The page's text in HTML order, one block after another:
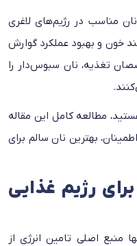
مناسب در رژیم‌های لاغری
خون و بهبود عملکرد گوارش
تغذیه، نان سبوس‌دار را
مطالعه‌ کامل این مقاله
بهترین نان سالم برای
رژیم غذایی
منبع اصلی تامین انرژی از